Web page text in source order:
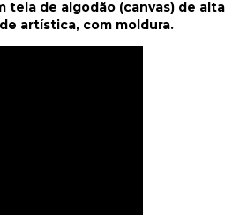
tela de algodão (canvas) de alta
artística, com moldura.